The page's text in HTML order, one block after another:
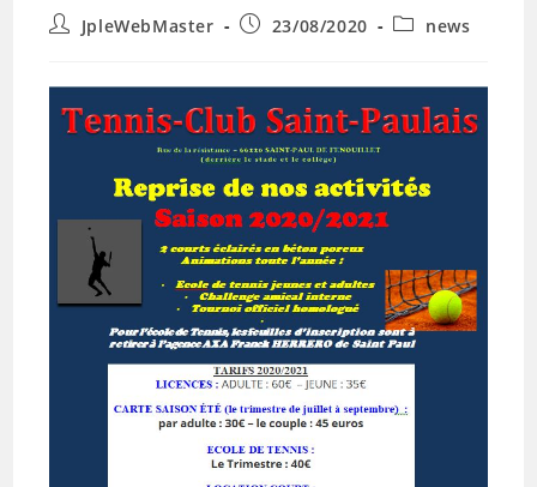
Auteur/autrice
publication :
JpleWebMaster
Publication
23/08/2020
Postnews